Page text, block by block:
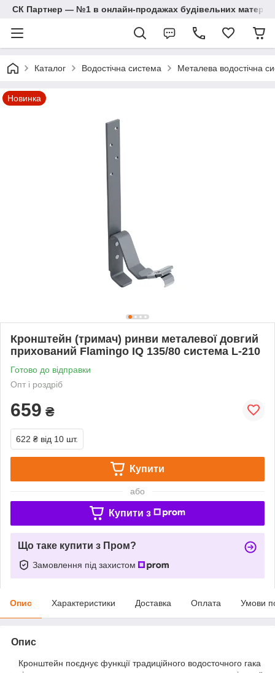
СК Партнер — №1 в онлайн-продажах будівельних
Каталог Водостічна система Металева водостічна
Новинка
Кронштейн (тримач) ринви металевої довгий
прихований Flamingo IQ 135/80 система L-210
Готово до відправки
Опт і роздріб
659 ₴
622 ₴ від 10 шт.
Купити
або
Купити з
Що таке купити з Пром?
Замовлення під захистом
Опис Характеристики Доставка Оплата Умови
Опис
Кронштейн поєднує функції традиційного водосточного гака